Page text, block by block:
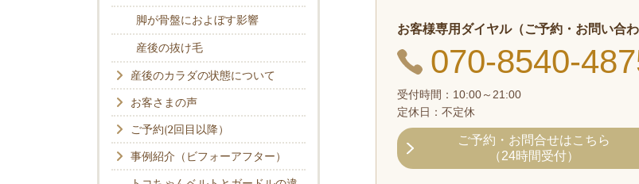
お客様専用ダイヤル（ご予約・お問い合わ
070-8540-
受付時間：10:00～21:00
定休日：不定休
ご予約・お問合せはこちら
（24時間受付）
脚が骨盤におよぼす影響
産後の抜け毛
産後のカラダの状態について
お客さまの声
ご予約(2回目以降）
事例紹介（ビフォーアフター）